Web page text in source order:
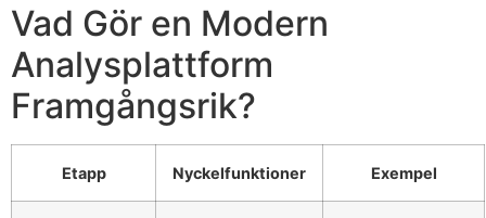
Vad Gör en Modern
Analysplattform
Framgångsrik?
Etapp Nyckelfunktioner Exempel